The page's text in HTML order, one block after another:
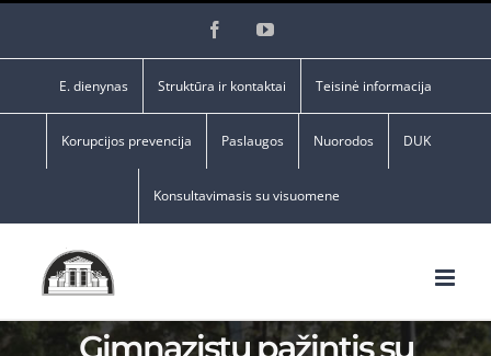
FacebookYouTube
E. dienynas Struktūra ir kontaktai Teisinė informacija
Korupcijos prevencija Paslaugos Nuorodos DUK
Konsultavimasis su visuomene
Gimnazistų pažintis su